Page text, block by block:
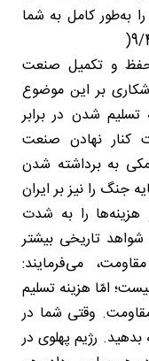
به‌طور کامل به شما
حفظ و تکمیل صنعت
بر این موضوع
شدن در برابر
کنار نهادن صنعت
به برداشته شدن
جنگ را نیز بر ایران
هزینه‌ها را به شدت
شواهد تاریخی بیشتر
می‌فرمایند:
امّا هزینه‌ تسلیم
وقتی شما در
رژیم پهلوی در